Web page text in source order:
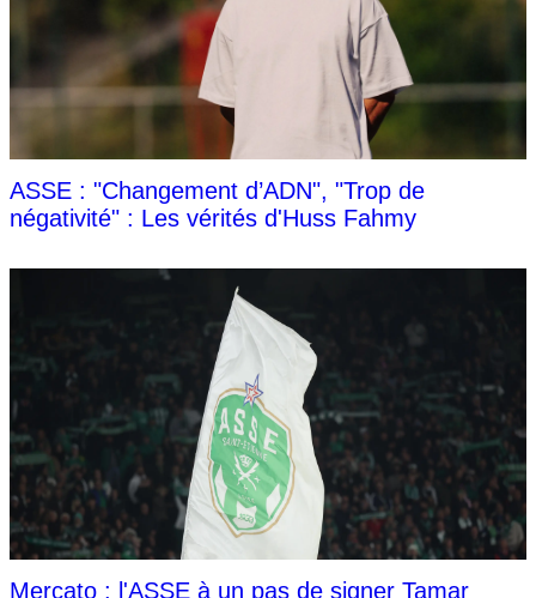
ASSE : "Changement d’ADN", "Trop de
négativité" : Les vérités d'Huss Fahmy
Mercato : l'ASSE à un pas de signer Tamar